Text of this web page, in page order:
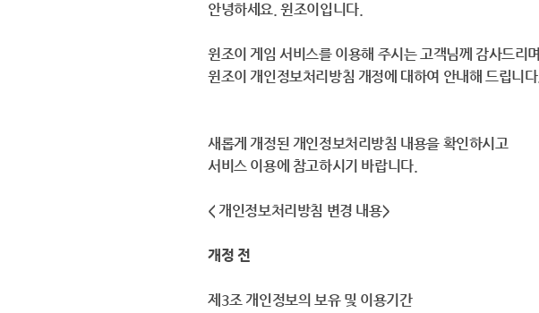
안녕하세요. 윈조이입니다.
윈조이 게임 서비스를 이용해 주시는 고객님께 감사드리며,
윈조이 개인정보처리방침 개정에 대하여 안내해 드립니다.
새롭게 개정된 개인정보처리방침 내용을 확인하시고
서비스 이용에 참고하시기 바랍니다.
< 개인정보처리방침 변경 내용>
개정 전
제3조 개인정보의 보유 및 이용기간